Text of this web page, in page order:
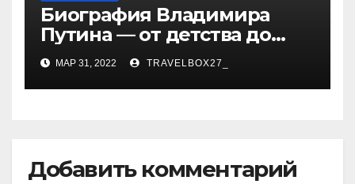
Биография Владимира
Путина — от детства до
президентства
МАР 31, 2022 TRAVELBOX27_
Добавить комментарий